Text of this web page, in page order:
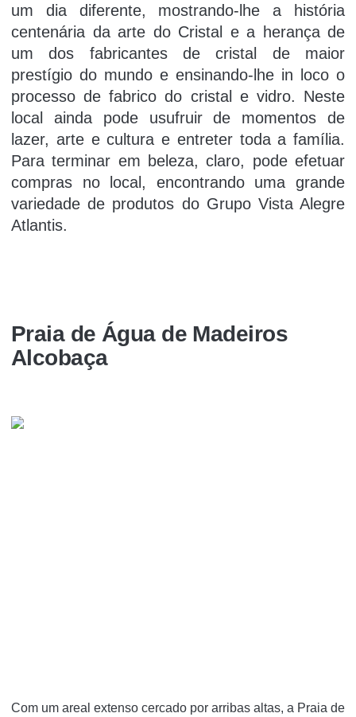
um dia diferente, mostrando-lhe a história
centenária da arte do Cristal e a herança de
um dos fabricantes de cristal de maior
prestígio do mundo e ensinando-lhe in loco o
processo de fabrico do cristal e vidro. Neste
local ainda pode usufruir de momentos de
lazer, arte e cultura e entreter toda a família.
Para terminar em beleza, claro, pode efetuar
compras no local, encontrando uma grande
variedade de produtos do Grupo Vista Alegre
Atlantis.
Praia de Água de Madeiros
Alcobaça
Com um areal extenso cercado por arribas altas, a Praia de